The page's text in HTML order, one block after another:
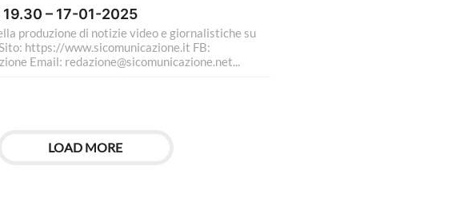
19.30 – 17-01-2025
produzione di notizie video e giornalistiche su
https://www.sicomunicazione.it FB:
Email: redazione@sicomunicazione.net...
LOAD MORE